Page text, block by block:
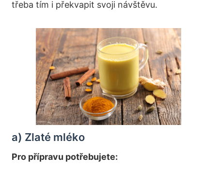
třeba tím i překvapit svoji návštěvu.
a) Zlaté mléko
Pro přípravu potřebujete: